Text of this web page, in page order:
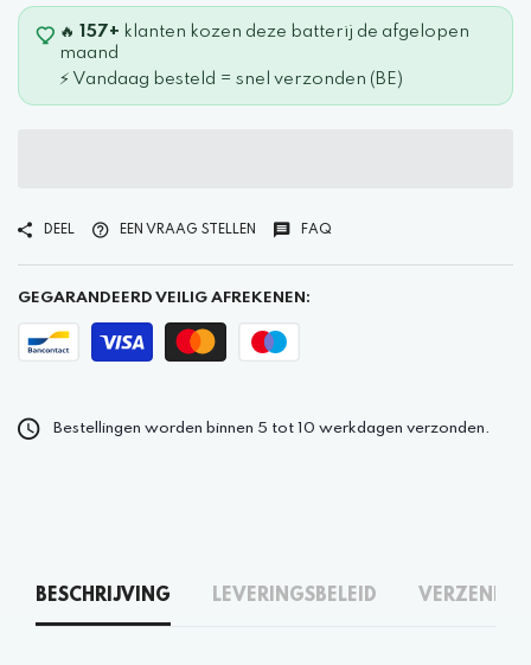
🔥 157+ klanten kozen deze batterij de afgelopen
maand
⚡ Vandaag besteld = snel verzonden (BE)
DEEL EEN VRAAG STELLEN FAQ
GEGARANDEERD VEILIG AFREKENEN:
Bestellingen worden binnen 5 tot 10 werkdagen verzonden.
BESCHRIJVING LEVERINGSBELEID